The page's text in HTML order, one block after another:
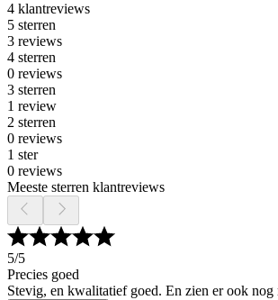
4 klantreviews
5 sterren
3 reviews
4 sterren
0 reviews
3 sterren
1 review
2 sterren
0 reviews
1 ster
0 reviews
Meeste sterren klantreviews
5/5
Precies goed
Stevig, en kwalitatief goed. En zien er ook